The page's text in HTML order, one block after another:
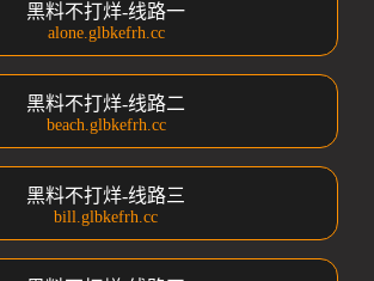
黑料不打烊-线路一
alone.glbkefrh.cc
黑料不打烊-线路二
beach.glbkefrh.cc
黑料不打烊-线路三
bill.glbkefrh.cc